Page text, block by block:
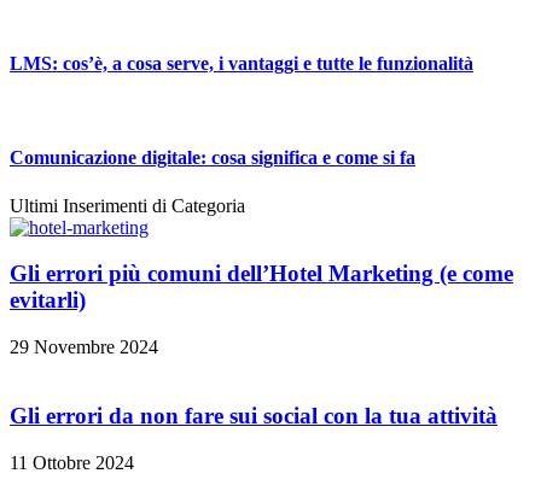
LMS: cos’è, a cosa serve, i vantaggi e tutte le funzionalità
Comunicazione digitale: cosa significa e come si fa
Ultimi Inserimenti di Categoria
Gli errori più comuni dell’Hotel Marketing (e come
evitarli)
29 Novembre 2024
Gli errori da non fare sui social con la tua attività
11 Ottobre 2024